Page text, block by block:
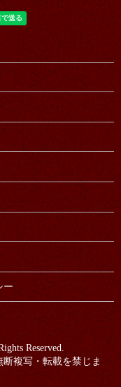
ー
Reserved.
断複写・転載を禁じま